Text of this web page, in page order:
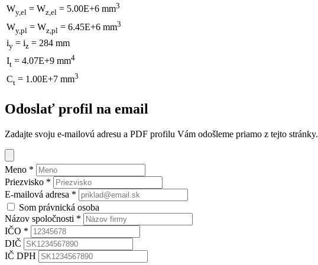
Wy,el = Wz,el = 5.00E+6 mm3
Wy,pl = Wz,pl = 6.45E+6 mm3
iy = iz = 284 mm
It = 4.07E+9 mm4
Ct = 1.00E+7 mm3
Odoslať profil na email
Zadajte svoju e-mailovú adresu a PDF profilu Vám odošleme priamo z tejto stránky.
Meno *
Priezvisko *
E-mailová adresa *
Som právnická osoba
Názov spoločnosti *
IČO *
DIČ
IČ DPH